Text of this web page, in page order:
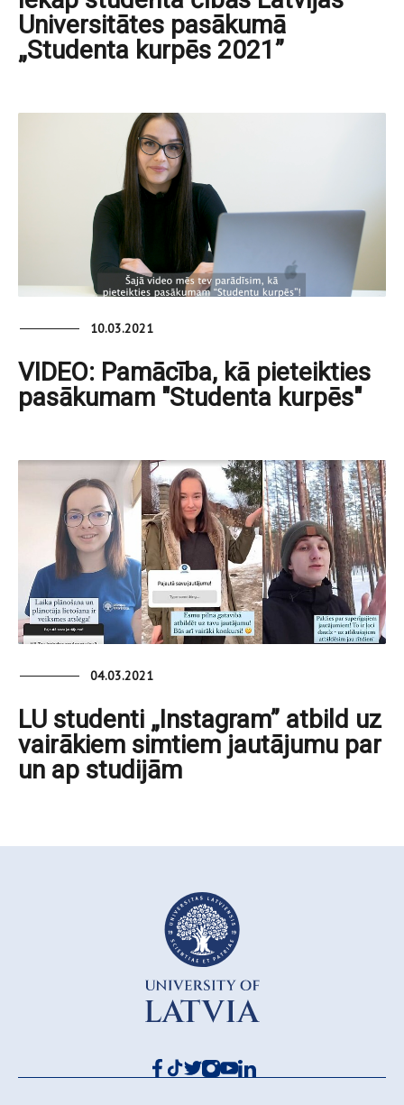
Universitātes pasākumā
„Studenta kurpēs 2021”
10.03.2021
VIDEO: Pamācība, kā pieteikties
pasākumam "Studenta kurpēs"
04.03.2021
LU studenti „Instagram” atbild uz
vairākiem simtiem jautājumu par
un ap studijām